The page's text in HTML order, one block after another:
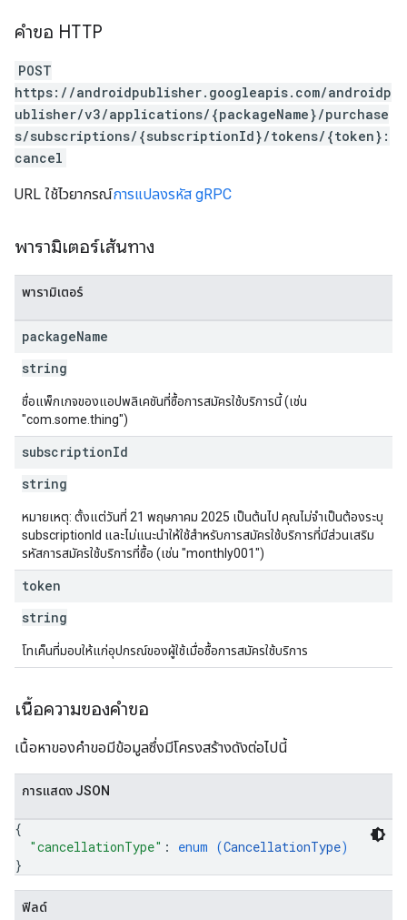
คำขอ HTTP
POST
https://androidpublisher.googleapis.com/androidp
ublisher/v3/applications/{packageName}/purchase
s/subscriptions/{subscriptionId}/tokens/{token}:
cancel
URL ใช้ไวยากรณ์การแปลงรหัส gRPC
พารามิเตอร์เส้นทาง
พารามิเตอร์
packageName
string
ชื่อแพ็กเกจของแอปพลิเคชันที่ซื้อการสมัครใช้บริการนี้ (เช่น
"com.some.thing")
subscriptionId
string
หมายเหตุ: ตั้งแต่วันที่ 21 พฤษภาคม 2025 เป็นต้นไป คุณไม่จำเป็นต้องระบุ
subscriptionId และไม่แนะนำให้ใช้สำหรับการสมัครใช้บริการที่มีส่วนเสริม
รหัสการสมัครใช้บริการที่ซื้อ (เช่น "monthly001")
token
string
โทเค็นที่มอบให้แก่อุปกรณ์ของผู้ใช้เมื่อซื้อการสมัครใช้บริการ
เนื้อความของคำขอ
เนื้อหาของคำขอมีข้อมูลซึ่งมีโครงสร้างดังต่อไปนี้
การแสดง JSON
{
"cancellationType" : enum (CancellationType)
}
ฟิลด์